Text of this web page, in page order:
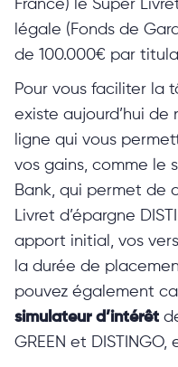
France) le Super
légale (Fonds de
de 100.000€ par
Pour vous faciliter la
existe aujourd’hui
ligne qui vous
vos gains, comme le
Bank, qui permet de
Livret d’épargne
apport initial, vos
la durée de
pouvez également
simulateur d’intérêt
GREEN et